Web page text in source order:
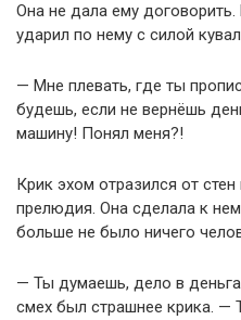
Она не дала ему
ударил по нему с силой
— Мне плевать, где ты
будешь, если не вернёшь
машину! Понял меня?!
Крик эхом отразился от
прелюдия. Она сделала к
больше не было ничего
— Ты думаешь, дело в
смех был страшнее крика. —